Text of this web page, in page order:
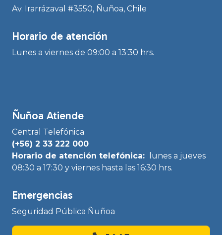
Av. Irarrázaval #3550, Ñuñoa, Chile
Horario de atención
Lunes a viernes de 09:00 a 13:30 hrs.
Ñuñoa Atiende
Central Telefónica
(+56) 2 33 222 000
Horario de atención telefónica:
lunes a jueves
08:30 a 17:30 y viernes hasta las 16:30 hrs.
Emergencias
Seguridad Pública Ñuñoa